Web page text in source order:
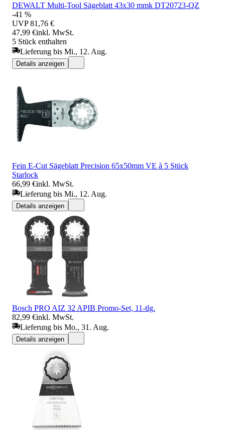
DEWALT Multi-Tool Sägeblatt 43x30 mmk DT20723-QZ
-41 %
UVP 81,76 €
47,99 €inkl. MwSt.
5 Stück enthalten
Lieferung bis Mi., 12. Aug.
Details anzeigen
Fein E-Cut Sägeblatt Precision 65x50mm VE à 5 Stück
Starlock
66,99 €inkl. MwSt.
Lieferung bis Mi., 12. Aug.
Details anzeigen
Bosch PRO AIZ 32 APIB Promo-Set, 11‑tlg.
82,99 €inkl. MwSt.
Lieferung bis Mo., 31. Aug.
Details anzeigen